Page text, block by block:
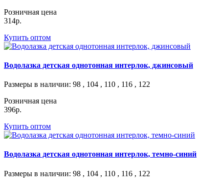
Розничная цена
314р.
Купить оптом
Водолазка детская однотонная интерлок, джинсовый
Размеры в наличии: 98 , 104 , 110 , 116 , 122
Розничная цена
396р.
Купить оптом
Водолазка детская однотонная интерлок, темно-синий
Размеры в наличии: 98 , 104 , 110 , 116 , 122